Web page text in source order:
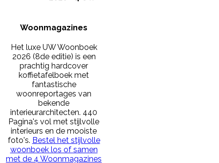
Woonmagazines
Het luxe UW Woonboek
2026 (8de editie) is een
prachtig hardcover
koffietafelboek met
fantastische
woonreportages van
bekende
interieurarchitecten. 440
Pagina's vol met stijlvolle
interieurs en de mooiste
foto's. Bestel het stijlvolle
woonboek los of samen
met de 4 Woonmagazines